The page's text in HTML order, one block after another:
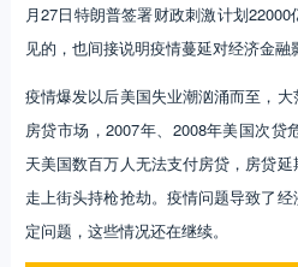
月27日特朗普签署财政刺激计划
见的，也间接说明疫情蔓延对经济金融
疫情爆发以后美国失业潮汹涌而至，
房贷市场，2007年、2008年美国次
天美国数百万人无法支付房贷，房贷
走上街头持枪抢劫。疫情问题导致了
定问题，这些情况还在继续。